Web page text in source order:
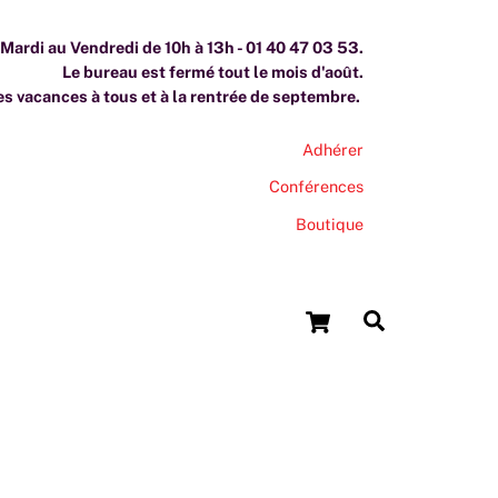
Cart
au Vendredi de 10h à 13h - 01 40 47 03 53.
Le bureau est fermé tout le mois d'août.
vacances à tous et à la rentrée de septembre.
Adhérer
Conférences
Boutique